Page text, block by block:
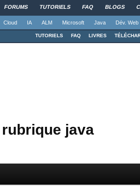
FORUMS TUTORIELS FAQ BLOGS
Cloud IA ALM Microsoft Java Dév. Web
TUTORIELS FAQ LIVRES
java